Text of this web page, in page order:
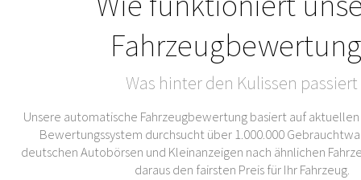
Was hinter den Kulissen passiert
Unsere automatische Fahrzeugbewertung basiert auf
Bewertungssystem durchsucht über 1.000.000
deutschen Autobörsen und Kleinanzeigen nach ähnlichen
daraus den fairsten Preis für Ihr Fahrzeug.